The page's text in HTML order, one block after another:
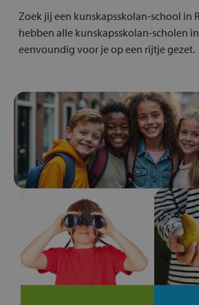
Zoek jij een kunskapsskolan-school in
hebben alle kunskapsskolan-scholen
eenvoundig voor je op een rijtje gezet.